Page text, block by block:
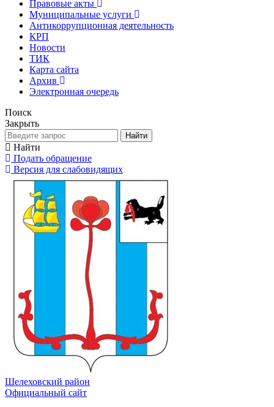
Правовые акты
Муниципальные услуги
Антикоррупционная деятельность
КРП
Новости
ТИК
Карта сайта
Архив
Электронная очередь
Поиск
Закрыть
Найти
Найти
Подать обращение
Версия для слабовидящих
Шелеховский район
Официальный сайт